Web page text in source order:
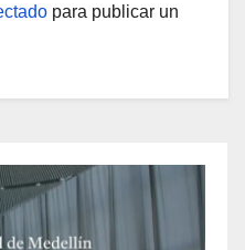
para publicar un